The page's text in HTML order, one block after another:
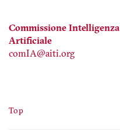
Commissione Intelligenza
Artificiale
comIA@aiti.org
Top